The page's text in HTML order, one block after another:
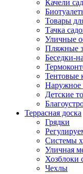
Качели
Товары
Тачка
Уличные
Пляжные
Беседки-
Тентовые
Наружное
Детские
Террасная доска
Грядки
Системы
Уличная
Хозблоки
Чехлы